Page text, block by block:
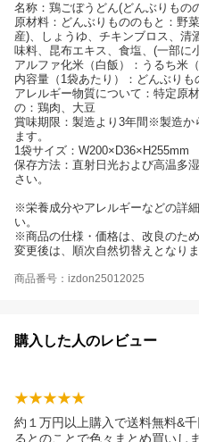
名称：鶏ごぼうどん(どんぶりもの
原材料：どんぶりもののもと：野
産)、しょうゆ、チキンブロス、清
味料、昆布エキス、食塩、(一部に
アルファ化米（白飯）：うるち米（
内容量（1袋あたり）：どんぶり
アレルギー物質について：特定原
の：鶏肉、大豆
賞味期限：製造より3年間※製造か
ます。
1袋サイズ：
保存方法：直射日光および高温多
さい。
※栄養成分やアレルギーなどの詳
い。
※商品の仕様・価格は、改良のた
変更後は、順次自然切替えとなりま
商品番号：izdon25012025
購入した人のレビュー
約１万円以上購入で送料無料&
るとのことで色々まとめ買いし